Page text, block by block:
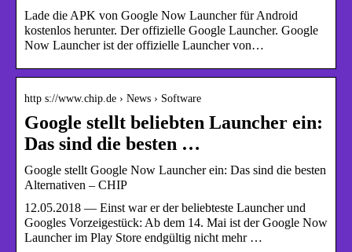
Lade die APK von Google Now Launcher für Android
kostenlos herunter. Der offizielle Google Launcher. Google
Now Launcher ist der offizielle Launcher von…
http s://www.chip.de › News › Software
Google stellt beliebten Launcher ein:
Das sind die besten …
Google stellt Google Now Launcher ein: Das sind die besten
Alternativen – CHIP
12.05.2018 — Einst war er der beliebteste Launcher und
Googles Vorzeigestück: Ab dem 14. Mai ist der Google Now
Launcher im Play Store endgültig nicht mehr …